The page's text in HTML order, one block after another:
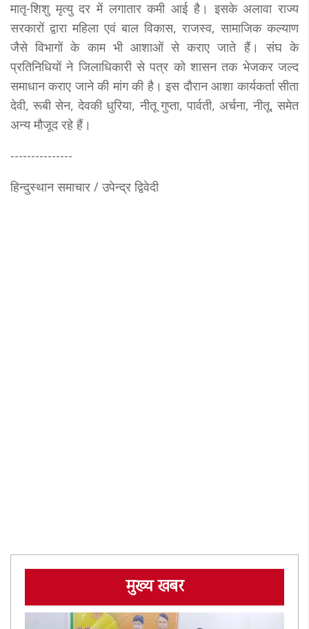
मातृ-शिशु मृत्यु दर में लगातार कमी आई है। इसके अलावा राज्य
सरकारों द्वारा महिला एवं बाल विकास, राजस्व, सामाजिक कल्याण
जैसे विभागों के काम भी आशाओं से कराए जाते हैं। संघ के
प्रतिनिधियों ने जिलाधिकारी से पत्र को शासन तक भेजकर जल्द
समाधान कराए जाने की मांग की है। इस दौरान आशा कार्यकर्ता सीता
देवी, रूबी सेन, देवकी धुरिया, नीतू गुप्ता, पार्वती, अर्चना, नीतू, समेत
अन्य मौजूद रहे हैं।
---------------
हिन्दुस्थान समाचार / उपेन्द्र द्विवेदी
मुख्य खबर